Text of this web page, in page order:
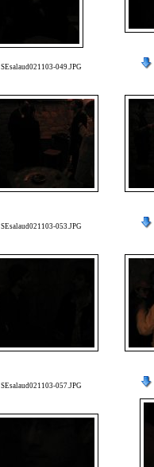
SEsalaud021103-049.JPG
SEsalaud021103-053.JPG
SEsalaud021103-057.JPG